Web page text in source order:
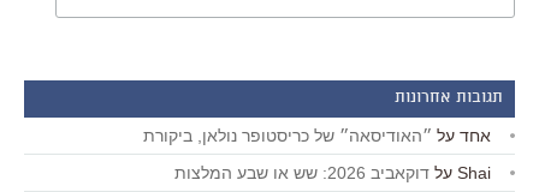
תגובות אחרונות
אחד על ״האודיסאה״ של כריסטופר נולאן, ביקורת
Shai על דוקאביב 2026: שש או שבע המלצות